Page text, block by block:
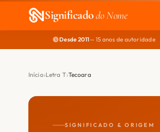
Significadodo Nome
Desde 2011— 15 anos de autoridade
Início Letra T Tecoara
SIGNIFICADO & ORIGEM